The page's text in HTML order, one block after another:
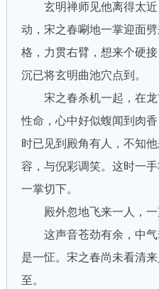
玄明禅师见他离得太近
动，宋之春唰地一掌迎面
格，力贯右臂，想来个硬
沉已将玄明曲池穴点到。
宋之春杀机一起，在龙
性命，心中好似蝮闻到肉
时已见到殿角有人，不知
容，与倪彩调笑。这时一
一掌切下。
殿外忽地飞来一人，一
这声音苍劲有余，中气
是一怔。宋之春尚未看清
至。